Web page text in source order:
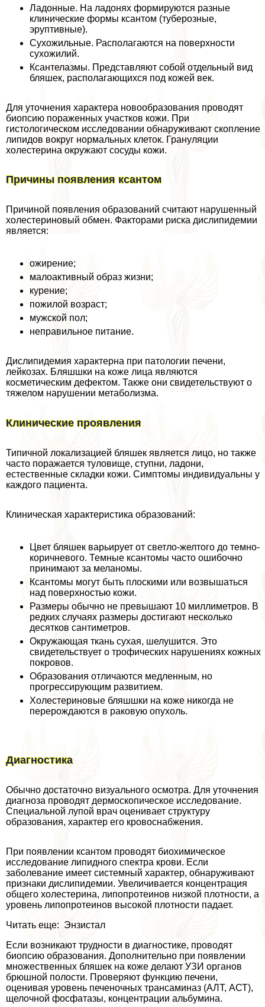
Ладонные. На ладонях формируются разные
клинические формы ксантом (туберозные,
эруптивные).
Сухожильные. Располагаются на поверхности
сухожилий.
Ксантелазмы. Представляют собой отдельный вид
бляшек, располагающихся под кожей век.
Для уточнения хаpaктера новообразования проводят
биопсию пораженных участков кожи. При
гистологическом исследовании обнаруживают скопление
липидов вокруг нормальных клеток. Грануляции
холестерина окружают сосуды кожи.
Причины появления ксантом
Причиной появления образований считают нарушенный
холестериновый обмен. Факторами риска дислипидемии
является:
ожирение;
малоактивный образ жизни;
курение;
пожилой возраст;
мужской пол;
неправильное питание.
Дислипидемия хаpaктерна при патологии печени,
лейкозах. Бляшшки на коже лица являются
косметическим дефектом. Также они свидетельствуют о
тяжелом нарушении метаболизма.
Клинические проявления
Типичной локализацией бляшек является лицо, но также
часто поражается туловище, ступни, ладони,
естественные складки кожи. Симптомы индивидуальны у
каждого пациента.
Клиническая хаpaктеристика образований:
Цвет бляшек варьирует от светло-желтого до темно-
коричневого. Темные ксантомы часто ошибочно
принимают за меланомы.
Ксантомы могут быть плоскими или возвышаться
над поверхностью кожи.
Размеры обычно не превышают 10 миллиметров. В
редких случаях размеры достигают несколько
десятков сантиметров.
Окружающая ткань сухая, шелушится. Это
свидетельствует о трофических нарушениях кожных
покровов.
Образования отличаются медленным, но
прогрессирующим развитием.
Холестериновые бляшшки на коже никогда не
перерождаются в paковую опухоль.
Диагностика
Обычно достаточно визуального осмотра. Для уточнения
диагноза проводят дермоскопическое исследование.
Специальной лупой врач оценивает структуру
образования, хаpaктер его кровоснабжения.
При появлении ксантом проводят биохимическое
исследование липидного спектра крови. Если
заболевание имеет системный хаpaктер, обнаруживают
признаки дислипидемии. Увеличивается концентрация
общего холестерина, липопротеинов низкой плотности, а
уровень липопротеинов высокой плотности падает.
Читать еще: Энзистал
Если возникают трудности в диагностике, проводят
биопсию образования. Дополнительно при появлении
множественных бляшек на коже делают УЗИ органов
брюшной полости. Проверяют функцию печени,
оценивая уровень печеночных трaнcаминаз (АЛТ, АСТ),
щелочной фосфатазы, концентрации альбумина.